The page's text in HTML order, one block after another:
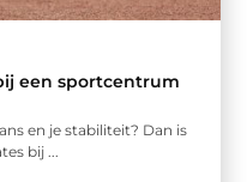
een sportcentrum
en je stabiliteit? Dan is
bij ...